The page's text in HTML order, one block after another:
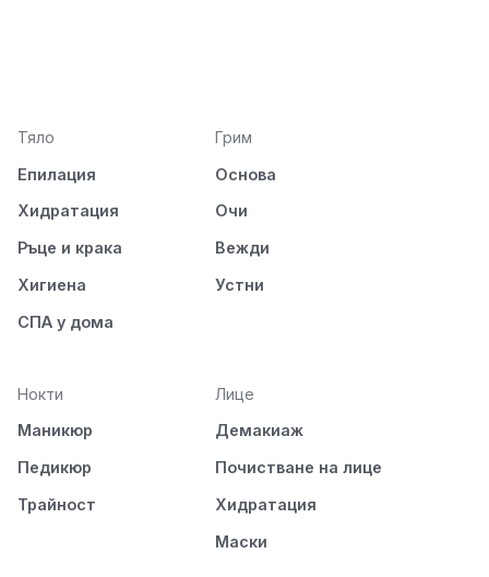
Тяло
Епилация
Хидратация
Ръце и крака
Хигиена
СПА у дома
Грим
Основа
Очи
Вежди
Устни
Нокти
Маникюр
Педикюр
Трайност
Лице
Демакиаж
Почистване на лице
Хидратация
Маски